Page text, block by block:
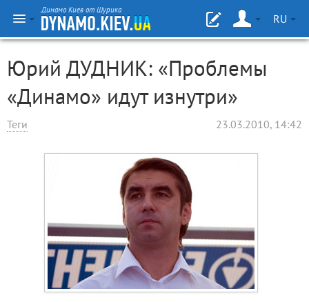
Динамо Киев от Шурика
RU
Юрий ДУДНИК: «Проблемы
«Динамо» идут изнутри»
Теги 23.03.2010, 14:42